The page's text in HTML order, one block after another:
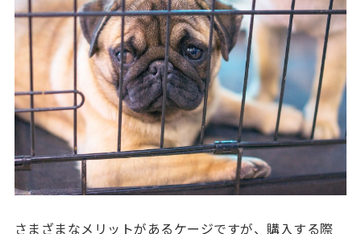
さまざまなメリットがあるケージですが、購入する際